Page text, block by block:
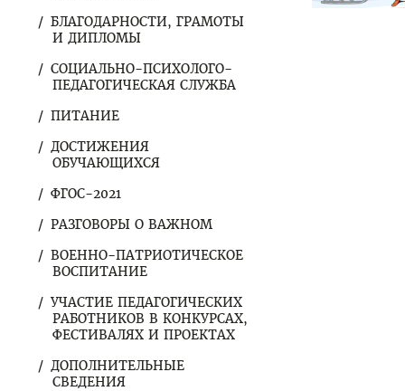
БЛАГОДАРНОСТИ, ГРАМОТЫ
И ДИПЛОМЫ
СОЦИАЛЬНО-ПСИХОЛОГО-
ПЕДАГОГИЧЕСКАЯ СЛУЖБА
ПИТАНИЕ
ДОСТИЖЕНИЯ
ОБУЧАЮЩИХСЯ
ФГОС-2021
РАЗГОВОРЫ О ВАЖНОМ
ВОЕННО-ПАТРИОТИЧЕСКОЕ
ВОСПИТАНИЕ
УЧАСТИЕ ПЕДАГОГИЧЕСКИХ
РАБОТНИКОВ В КОНКУРСАХ,
ФЕСТИВАЛЯХ И ПРОЕКТАХ
ДОПОЛНИТЕЛЬНЫЕ
СВЕДЕНИЯ